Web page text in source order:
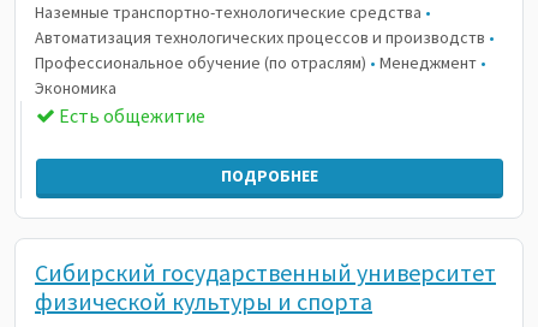
Наземные транспортно-технологические средства •
Автоматизация технологических процессов и производств •
Профессиональное обучение (по отраслям) • Менеджмент •
Экономика
Есть общежитие
ПОДРОБНЕЕ
Сибирский государственный университет
физической культуры и спорта